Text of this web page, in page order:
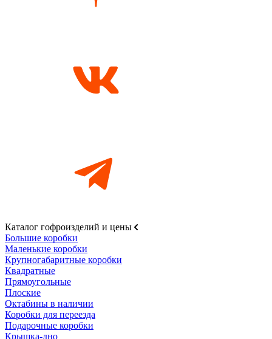
Каталог гофроизделий и цены
Большие коробки
Маленькие коробки
Крупногабаритные коробки
Квадратные
Прямоугольные
Плоские
Октабины в наличии
Коробки для переезда
Подарочные коробки
Крышка-дно